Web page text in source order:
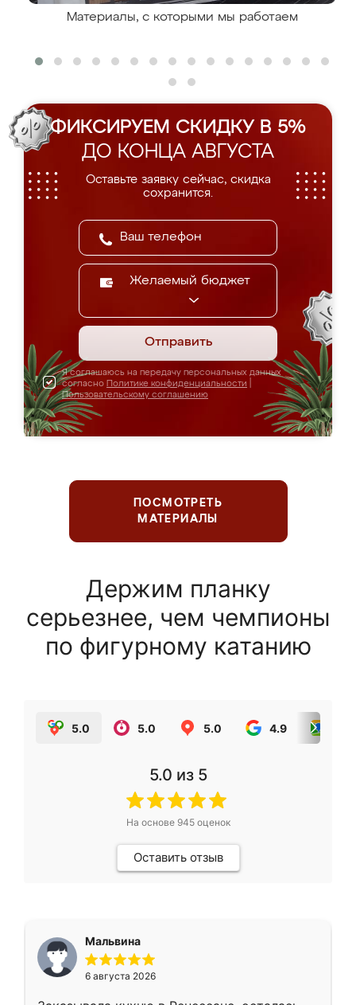
Материалы, с которыми мы работаем
ФИКСИРУЕМ СКИДКУ В 5%
ДО КОНЦА АВГУСТА
Оставьте заявку сейчас, скидка
сохранится.
Желаемый бюджет
Отправить
Я соглашаюсь на передачу персональных данных
согласно Политике конфиденциальности
Пользовательскому соглашению
ПОСМОТРЕТЬ
МАТЕРИАЛЫ
Держим планку
серьезнее, чем чемпионы
по фигурному катанию
5.0 5.0 5.0 4.9
5.0 из 5
На основе 945оценок
Оставить отзыв
Мальвина
6 августа 2026